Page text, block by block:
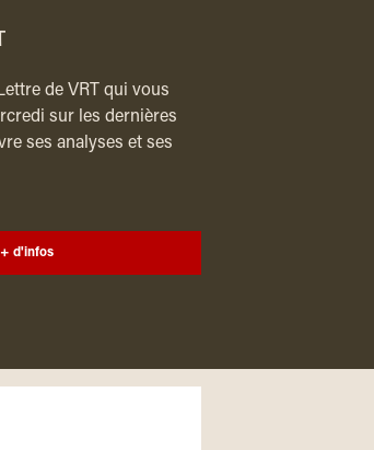
de VRT qui vous
sur les dernières
ses analyses et ses
+ d'infos